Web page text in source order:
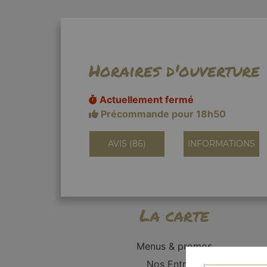
Horaires d'ouverture
Actuellement fermé
Précommande pour 18h50
AVIS (86) INFORMATIONS
La carte
Menus & promos
Nos Entrées